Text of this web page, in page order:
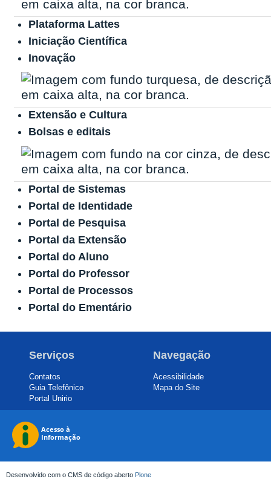
Plataforma Lattes
Iniciação Científica
Inovação
Extensão e Cultura
Bolsas e editais
Portal de Sistemas
Portal de Identidade
Portal de Pesquisa
Portal da Extensão
Portal do Aluno
Portal do Professor
Portal de Processos
Portal do Ementário
Serviços
Contatos
Guia Telefônico
Portal Unirio
Navegação
Acessibilidade
Mapa do Site
Desenvolvido com o CMS de código aberto Plone